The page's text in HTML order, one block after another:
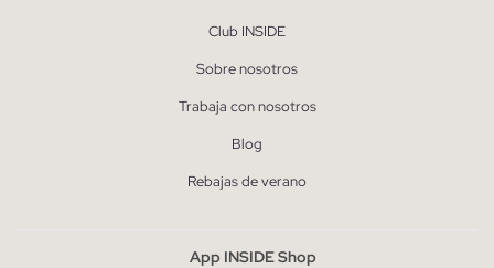
Club INSIDE
Sobre nosotros
Trabaja con nosotros
Blog
Rebajas de verano
App INSIDE Shop